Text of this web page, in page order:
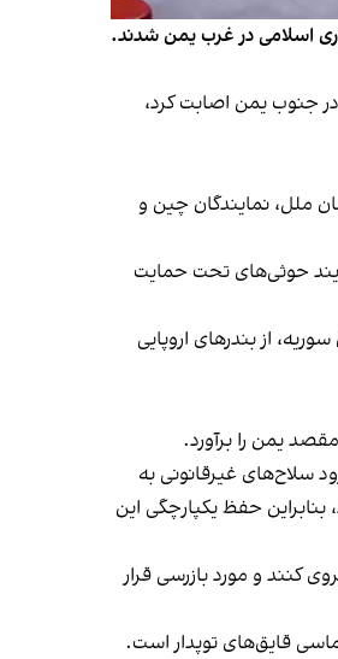
اسلامی در غرب یمن شدند.
جنوب یمن اصابت کرد،
ملل، نمایندگان چین و
حوثی‌های تحت حمایت
از بندرهای اروپایی
سلاح‌های غیرقانونی به
واردات تامین می شود، بنابراین حفظ یکپارچگی این
کنند و مورد بازرسی قرار
قایق‌های توپدار است.